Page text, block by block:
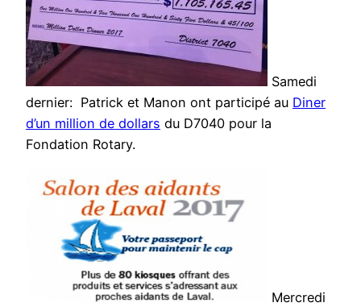
Samedi
dernier: Patrick et Manon ont participé au Diner
d’un million de dollars du D7040 pour la
Fondation Rotary.
Mercredi